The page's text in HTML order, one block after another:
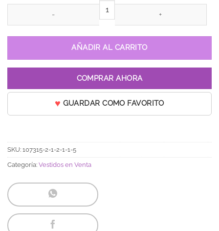
Vestido de 15 años Greta Azul Celeste cantidad
AÑADIR AL CARRITO
COMPRAR AHORA
GUARDAR COMO FAVORITO
SKU: 107315-2-1-2-1-1-5
Categoría: Vestidos en Venta